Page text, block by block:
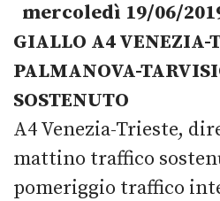
mercoledì 19/06/
GIALLO A4 VENEZIA-
PALMANOVA-
SOSTENUTO
A4 Venezia-Trieste,
mattino traffico
pomeriggio traffico